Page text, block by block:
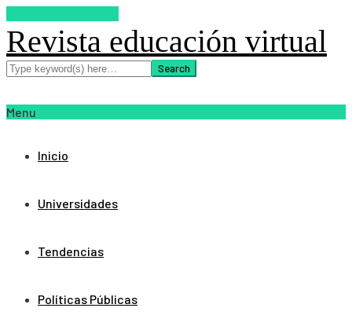
Revista educación virtual
Menu
Inicio
Universidades
Tendencias
Políticas Públicas